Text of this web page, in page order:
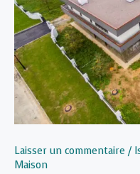
Laisser un commentaire /
Maison